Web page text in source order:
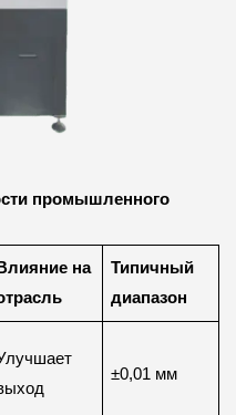
промышленного
Влияние на
Типичный
диапазон
±0,01 мм